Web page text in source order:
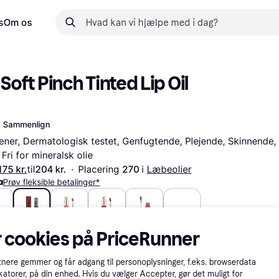
Om os
Pinch Tinted Lip Oil
Sammenlign
Dermatologisk testet, Genfugtende, Plejende, Skinnende,
for mineralsk olie
kr.til204 kr. · Placering 270 i Læbeolier
Prøv fleksible betalinger*
cookies på PriceRunner
gemmer og får adgang til personoplysninger, f.eks. browserdata
på din enhed. Hvis du vælger Accepter, gør det muligt for